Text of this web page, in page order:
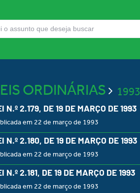
ORDINÁRIAS 1993
N.º 2.179, DE 19 DE MARÇO DE 1993
em 22 de março de 1993
N.º 2.180, DE 19 DE MARÇO DE 1993
em 22 de março de 1993
N.º 2.181, DE 19 DE MARÇO DE 1993
em 22 de março de 1993